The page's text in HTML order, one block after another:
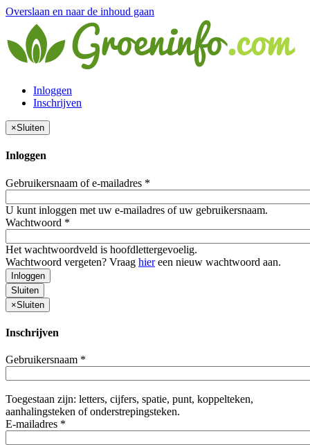
Overslaan en naar de inhoud gaan
Inloggen
Inschrijven
×Sluiten
Inloggen
Gebruikersnaam of e-mailadres *
U kunt inloggen met uw e-mailadres of uw gebruikersnaam.
Wachtwoord *
Het wachtwoordveld is hoofdlettergevoelig.
Wachtwoord vergeten? Vraag hiereen nieuw wachtwoord aan.
Inloggen
Sluiten
×Sluiten
Inschrijven
Gebruikersnaam *
Toegestaan zijn: letters, cijfers, spatie, punt, koppelteken,
aanhalingsteken of onderstrepingsteken.
E-mailadres *